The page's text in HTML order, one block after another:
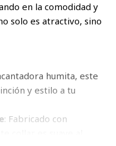
en la comodidad y
solo es atractivo, sino
humita, este
y estilo a tu
: Fabricado con